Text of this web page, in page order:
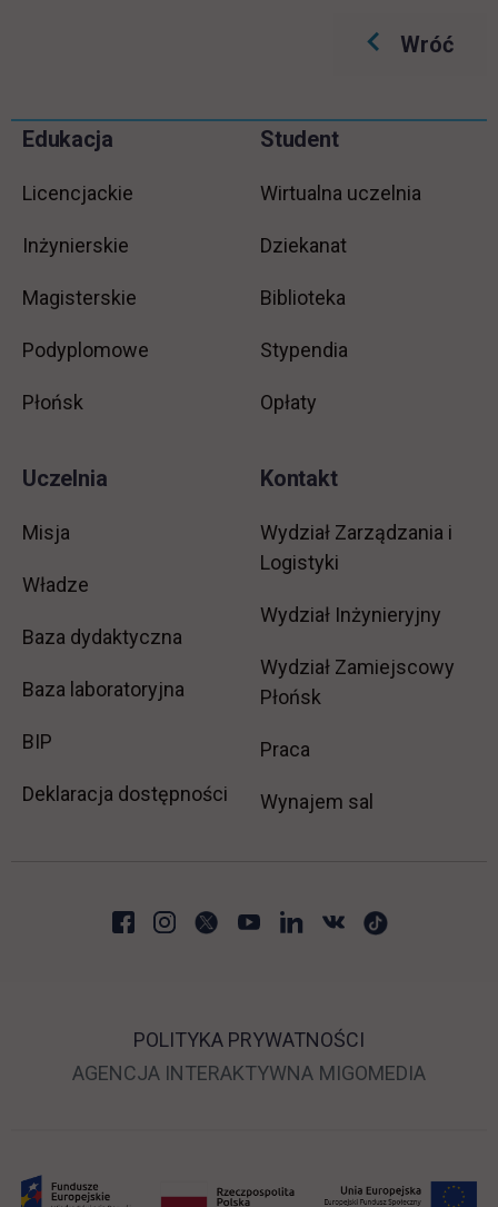
Wróć
Pomiń
Informacje w stopce
Edukacja
Licencjackie
Inżynierskie
Magisterskie
Podyplomowe
Płońsk
Student
Wirtualna uczelnia
Dziekanat
Biblioteka
Stypendia
Opłaty
Uczelnia
Misja
Władze
Baza dydaktyczna
Baza laboratoryjna
BIP link otwiera się w nowej karcie
Deklaracja dostępności
Kontakt
Wydział Zarządzania i
Logistyki
Wydział Inżynieryjny
Wydział Zamiejscowy
Płońsk
Praca
Wynajem sal
POLITYKA PRYWATNOŚCI
AGENCJA INTERAKTYWNA LINK OTWIERA SIĘ
MIGOMEDIA